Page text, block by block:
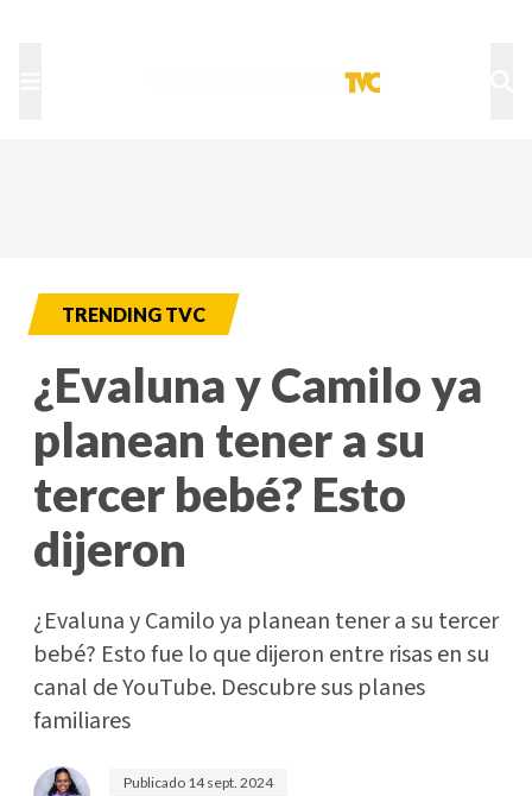
TRENDING TVC
¿Evaluna y Camilo ya
planean tener a su
tercer bebé? Esto
dijeron
¿Evaluna y Camilo ya planean tener a su tercer
bebé? Esto fue lo que dijeron entre risas en su
canal de YouTube. Descubre sus planes
familiares
Publicado 14 sept. 2024